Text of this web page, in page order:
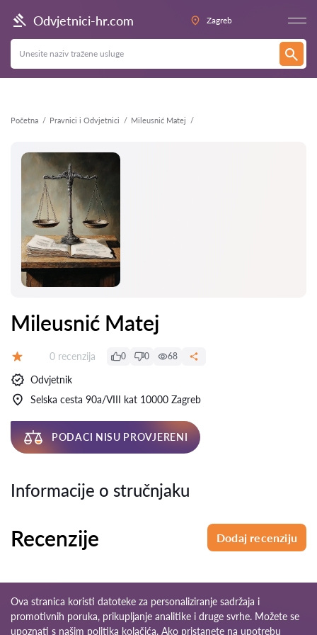
Odvjetnici-hr.com Zagreb
Početna Pravnici i Odvjetnici Mileusnić Matej
Natrag
Mileusnić Matej
Recenzija:
0 recenzija 0 0 68
Odvjetnik
Selska cesta 90a/VIII kat 10000 Zagreb
PODACI NISU PROVJERENI
Informacije o stručnjaku
Recenzije Dodaj recenziju
Ova stranica koristi datoteke za personaliziranje sadržaja i
promotivnih poruka, prikupljanje analitike i druge svrhe. Možete se
upoznati s našim politika kolačića. Ako pristanete na upotrebu